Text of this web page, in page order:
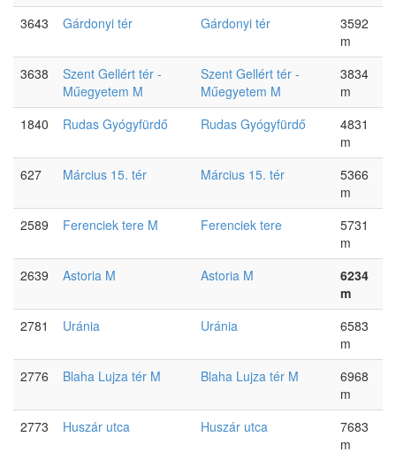
3643
Gárdonyi tér Gárdonyi tér
3592
m
3638
Szent Gellért tér -
Műegyetem M
Szent Gellért tér -
Műegyetem M
3834
m
1840
Rudas Gyógyfürdő Rudas Gyógyfürdő
4831
m
627
Március 15. tér Március 15. tér
5366
m
2589
Ferenciek tere M Ferenciek tere
5731
m
2639
Astoria M Astoria M
6234
m
2781
Uránia Uránia
6583
m
2776
Blaha Lujza tér M Blaha Lujza tér M
6968
m
2773
Huszár utca Huszár utca
7683
m